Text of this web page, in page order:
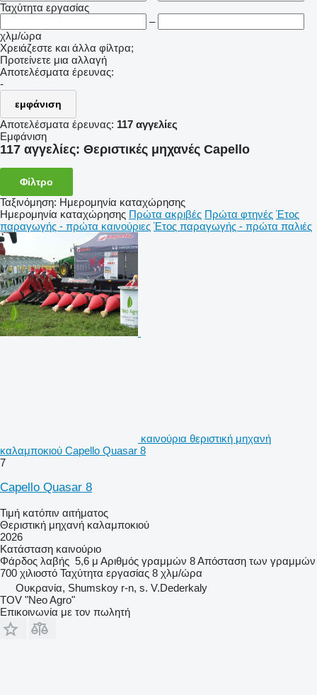
Ταχύτητα εργασίας
–
χλμ/ώρα
Χρειάζεστε και άλλα φίλτρα;
Προτείνετε μια αλλαγή
Αποτελέσματα έρευνας:
-
εμφάνιση
Αποτελέσματα έρευνας: 117 αγγελίες
Εμφάνιση
117 αγγελίες: Θεριστικές μηχανές Capello
Φίλτρο
Ταξινόμηση: Ημερομηνία καταχώρησης
Ημερομηνία καταχώρησης Πρώτα ακριβές Πρώτα φτηνές Έτος
παραγωγής - πρώτα καινούριες Έτος παραγωγής - πρώτα παλιές
καινούρια θεριστική μηχανή
καλαμποκιού Capello Quasar 8
7
Capello Quasar 8
Τιμή κατόπιν αιτήματος
Θεριστική μηχανή καλαμποκιού
2026
Κατάσταση καινούριο
Φάρδος λαβής 5,6 μ Αριθμός γραμμών 8Απόσταση των γραμμών
700 χιλιοστό Ταχύτητα εργασίας 8 χλμ/ώρα
Ουκρανία, Shumskoy r-n, s. V.Dederkaly
TOV "Neo Agro"
Επικοινωνία με τον πωλητή